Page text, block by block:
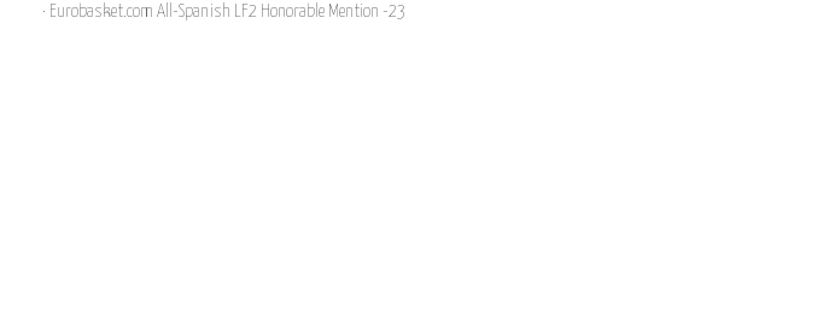
· Eurobasket.com All-Spanish LF2 Honorable Mention -23